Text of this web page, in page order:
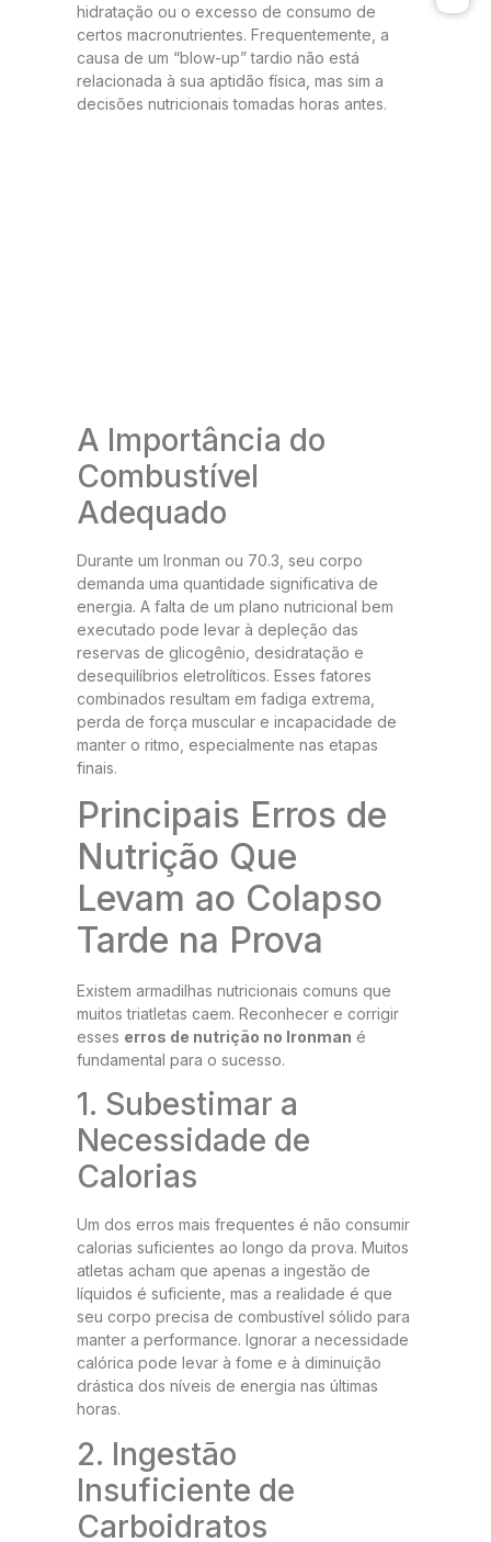
hidratação ou o excesso de consumo de
certos macronutrientes. Frequentemente, a
causa de um “blow-up” tardio não está
relacionada à sua aptidão física, mas sim a
decisões nutricionais tomadas horas antes.
A Importância do
Combustível
Adequado
Durante um Ironman ou 70.3, seu corpo
demanda uma quantidade significativa de
energia. A falta de um plano nutricional bem
executado pode levar à depleção das
reservas de glicogênio, desidratação e
desequilíbrios eletrolíticos. Esses fatores
combinados resultam em fadiga extrema,
perda de força muscular e incapacidade de
manter o ritmo, especialmente nas etapas
finais.
Principais Erros de
Nutrição Que
Levam ao Colapso
Tarde na Prova
Existem armadilhas nutricionais comuns que
muitos triatletas caem. Reconhecer e corrigir
esses erros de nutrição no Ironman é
fundamental para o sucesso.
1. Subestimar a
Necessidade de
Calorias
Um dos erros mais frequentes é não consumir
calorias suficientes ao longo da prova. Muitos
atletas acham que apenas a ingestão de
líquidos é suficiente, mas a realidade é que
seu corpo precisa de combustível sólido para
manter a performance. Ignorar a necessidade
calórica pode levar à fome e à diminuição
drástica dos níveis de energia nas últimas
horas.
2. Ingestão
Insuficiente de
Carboidratos